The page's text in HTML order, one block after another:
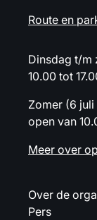
Route en
Dinsdag t/m
10.00 tot
Zomer (6
open van
Meer over
Over de
Pers